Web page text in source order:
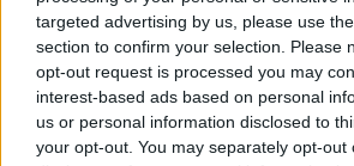
targeted advertising by us, please use
section to confirm your selection. Please
opt-out request is processed you may
interest-based ads based on personal
us or personal information disclosed to
your opt-out. You may separately opt-out